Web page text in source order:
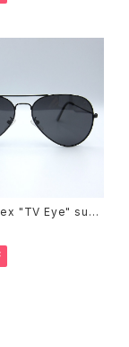
"TV Eye" sung
w/Polarized